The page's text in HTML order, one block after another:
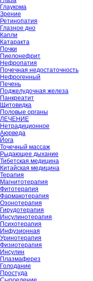
Глаукома
Зрение
Ретинопатия
Глазное дно
Капли
Катаракта
Почки
Пиелонефрит
Нефропатия
Почечная недостаточность
Нефрогенный
Печень
Поджелудочная железа
Панкреатит
Щитовидка
Половые органы
ЛЕЧЕНИЕ
Нетрадиционное
Аюрведа
Йога
Точечный массаж
Рыдающее дыхание
Тибетская медицина
Китайская медицина
Терапия
Магнитотерапия
Фитотерапия
Фармакотерапия
Озонотерапия
Гирудотерапия
Инсулинотерапия
Психотерапия
Инфузионная
Уринотерапия
Физиотерапия
Инсулин
Плазмаферез
Голодание
Простуда